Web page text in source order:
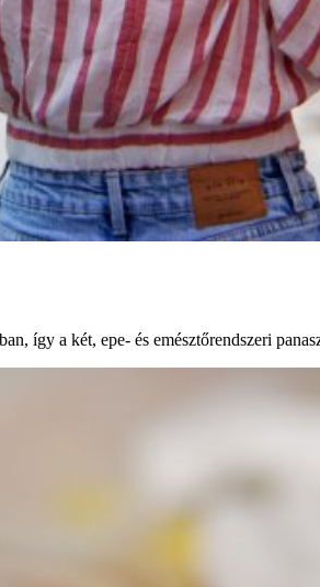
így a két, epe- és emésztőrendszeri